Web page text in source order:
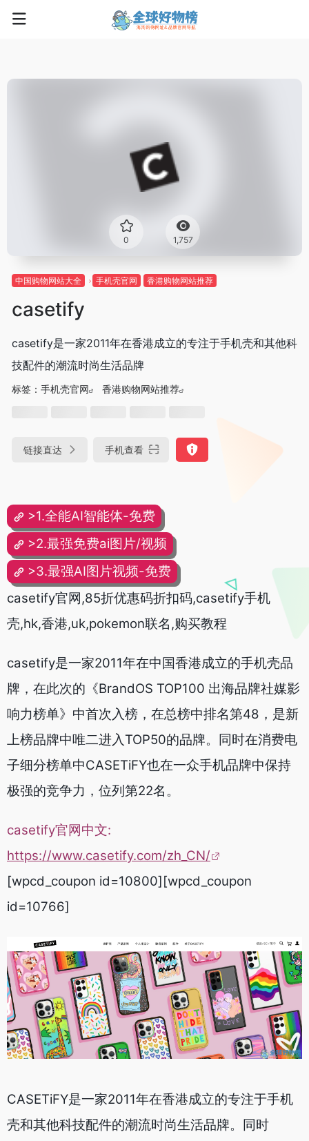
0 1,757
中国购物网站大全 手机壳官网 香港购物网站推荐
casetify
casetify是一家2011年在香港成立的专注于手机壳和其他科
技配件的潮流时尚生活品牌
标签： 手机壳官网 香港购物网站推荐
链接直达 手机查看
>1.全能AI智能体-免费
>2.最强免费ai图片/视频
>3.最强AI图片视频-免费
casetify官网,85折优惠码折扣码,casetify手机
壳,hk,香港,uk,pokemon联名,购买教程
casetify是一家2011年在中国香港成立的手机壳品
牌，在此次的《BrandOS TOP100 出海品牌社媒影
响力榜单》中首次入榜，在总榜中排名第48，是新
上榜品牌中唯二进入TOP50的品牌。同时在消费电
子细分榜单中CASETiFY也在一众手机品牌中保持
极强的竞争力，位列第22名。
casetify官网中文:
https://www.casetify.com/zh_CN/
[wpcd_coupon id=10800][wpcd_coupon
id=10766]
CASETiFY是一家2011年在香港成立的专注于手机
壳和其他科技配件的潮流时尚生活品牌。同时